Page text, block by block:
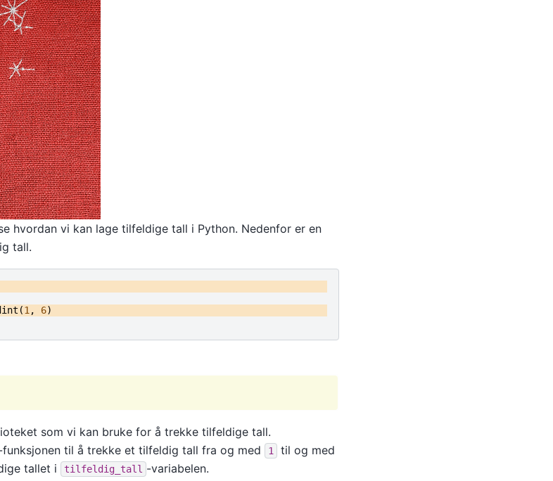
hvordan vi kan lage tilfeldige tall i Python. Nedenfor er en
tall.
(1 , 6)
som vi kan bruke for å trekke tilfeldige tall.
funksjonen til å trekke et tilfeldig tall fra og med 1 til og med
tallet i tilfeldig_tall -variabelen.